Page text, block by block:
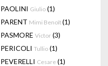
PAOLINI Giulio (1)
PARENT Mimi Benoît(1)
PASMORE Victor (3)
PERICOLI Tullio (1)
PEVERELLI Cesare (1)